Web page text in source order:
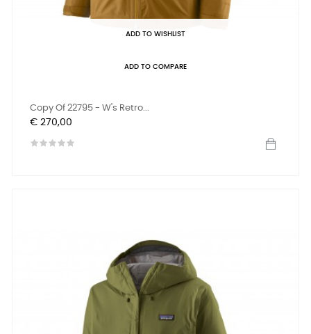
ADD TO WISHLIST
ADD TO COMPARE
Copy Of 22795 - W's Retro...
Prijs
€ 270,00